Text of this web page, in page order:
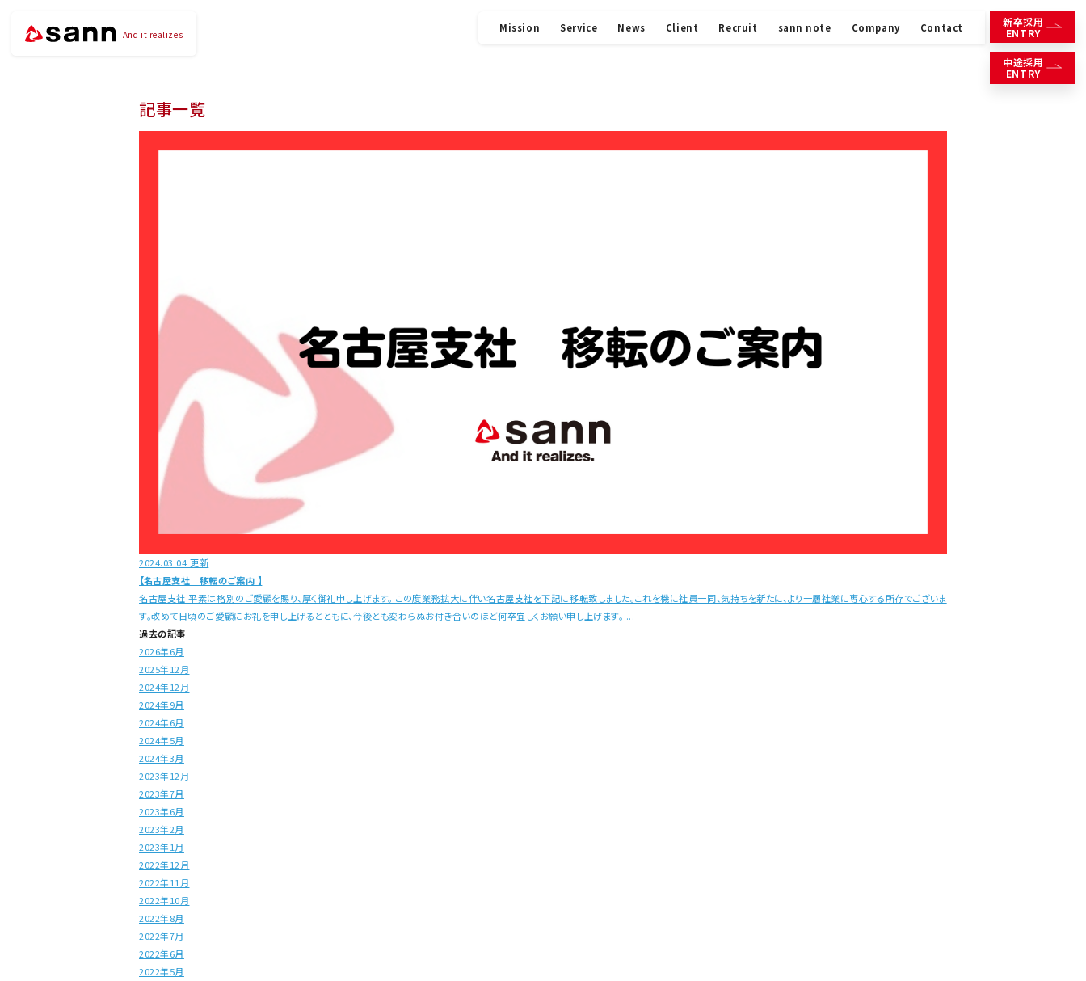
And it realizes
Mission Service News Client Recruit sann note Company Contact 新卒採用
ENTRY
中途採用
ENTRY
記事一覧
2024.03.04 更新
【名古屋支社 移転のご案内 】
名古屋支社 平素は格別のご愛顧を賜り、厚く御礼申し上げます。 この度業務拡大に伴い名古屋支社を下記に移転致しました。これを機に社員一同、気持ちを新たに、より一層社業に専心する所存でございま
す。改めて日頃のご愛顧にお礼を申し上げるとともに、今後とも変わらぬお付き合いのほど何卒宜しくお願い申し上げます。 ...
過去の記事
2026年6月
2025年12月
2024年12月
2024年9月
2024年6月
2024年5月
2024年3月
2023年12月
2023年7月
2023年6月
2023年2月
2023年1月
2022年12月
2022年11月
2022年10月
2022年8月
2022年7月
2022年6月
2022年5月